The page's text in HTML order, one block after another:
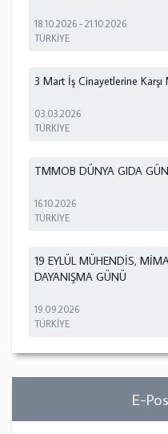
18.10.2026 -21.10.2026
TÜRKİYE
3 Mart İş Cinayetlerine
03.03.2026
TÜRKİYE
TMMOB DÜNYA GIDA
16.10.2026
TÜRKİYE
19 EYLÜL MÜHENDİS,
DAYANIŞMA GÜNÜ
19.09.2026
TÜRKİYE
E-